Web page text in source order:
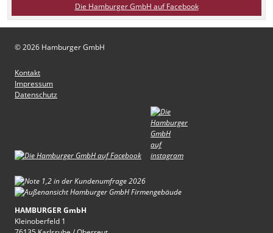
Die Hamburger GmbH auf Facebook
© 2026 Hamburger GmbH
Kontakt
Impressum
Datenschutz
HAMBURGER GmbH
Kleinoberfeld 1